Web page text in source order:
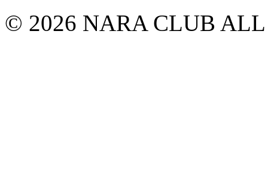
© 2026 NARA CLUB ALL